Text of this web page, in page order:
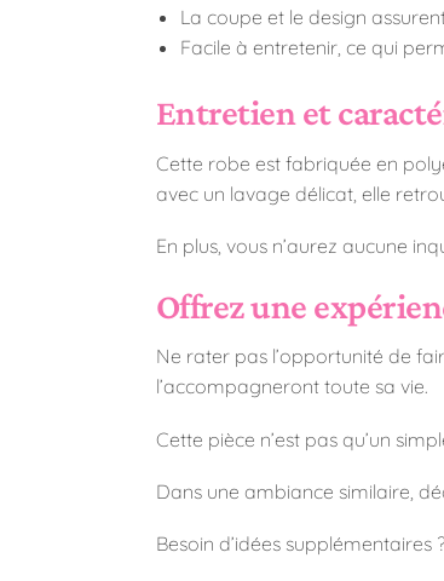
La coupe et le design
Facile à entretenir, ce qui
Entretien et
Cette robe est fabriquée en
avec un lavage délicat, elle
En plus, vous n’aurez aucune
Offrez une
Ne rater pas l’opportunité de
l’accompagneront toute sa vie.
Cette pièce n’est pas qu’un
Dans une ambiance similaire,
Besoin d’idées supplémentaires